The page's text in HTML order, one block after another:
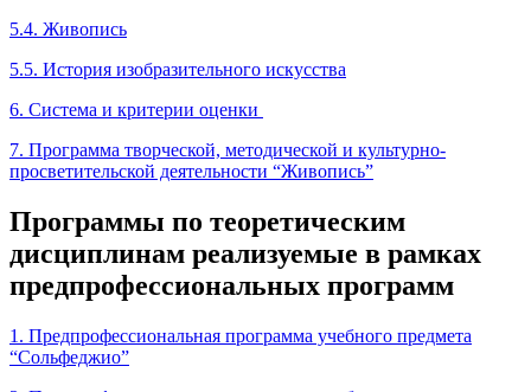
5.4. Живопись
5.5. История изобразительного искусства
6. Система и критерии оценки
7. Программа творческой, методической и культурно-
просветительской деятельности “Живопись”
Программы по теоретическим
дисциплинам реализуемые в рамках
предпрофессиональных программ
1. Предпрофессиональная программа учебного предмета
“Сольфеджио”